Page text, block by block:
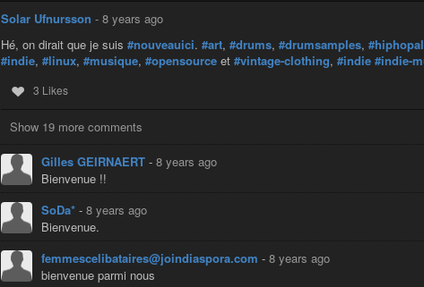
Solar Ufnursson - 8 years ago
Hé, on dirait que je suis #nouveauici. #art, #drums, #drumsamples,
#indie, #linux, #musique, #opensource et #vintage-clothing, #indie #indie-
3 Likes
Show 19 more comments
Gilles GEIRNAERT - 8 years ago
Bienvenue !!
SoDa* - 8 years ago
Bienvenue.
femmescelibataires@joindiaspora.com - 8 years ago
bienvenue parmi nous